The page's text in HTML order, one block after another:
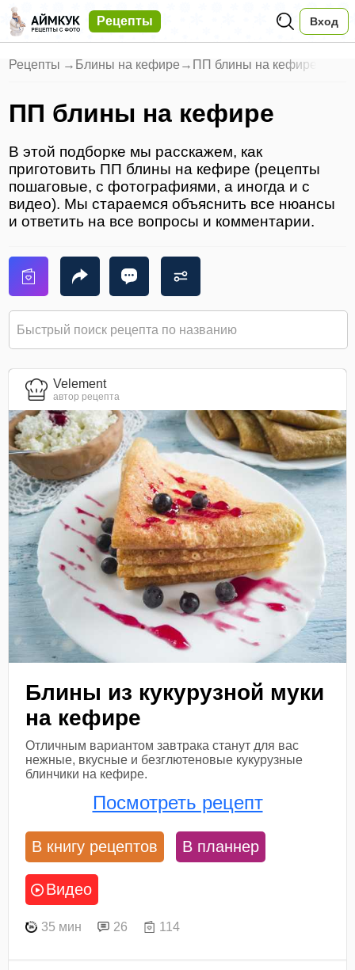
Рецепты Вход
Рецепты → Блины на кефире → ПП блины на кефире
ПП блины на кефире
В этой подборке мы расскажем, как
приготовить ПП блины на кефире (рецепты
пошаговые, с фотографиями, а иногда и с
видео). Мы стараемся объяснить все нюансы
и ответить на все вопросы и комментарии.
Velement
автор рецепта
Блины из кукурузной муки
на кефире
Отличным вариантом завтрака станут для вас
нежные, вкусные и безглютеновые кукурузные
блинчики на кефире.
Посмотреть рецепт
В книгу рецептов В планнер
Видео
35 мин 26 114